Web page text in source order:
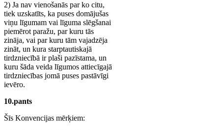
2) Ja nav vienošanās par ko citu,
tiek uzskatīts, ka puses domājušas
viņu līgumam vai līguma slēgšanai
piemērot paražu, par kuru tās
zināja, vai par kuru tām vajadzēja
zināt, un kura starptautiskajā
tirdzniecībā ir plaši pazīstama, un
kuru šāda veida līgumos attiecīgajā
tirdzniecības jomā puses pastāvīgi
ievēro.
10.pants
Šīs Konvencijas mērķiem: